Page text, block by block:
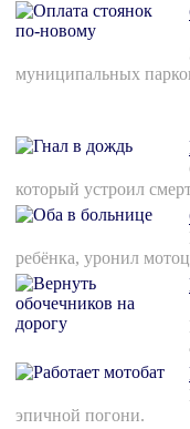
муниципальных
который устроил
ребёнка, уронил
эпичной погони.